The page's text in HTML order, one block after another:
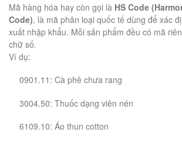
Mã hàng hóa hay còn gọi là HS Code
Code), là mã phân loại quốc tế dùng để xác
xuất nhập khẩu. Mỗi sản phẩm đều có mã
chữ số.
Ví dụ:
0901.11: Cà phê chưa rang
3004.50: Thuốc dạng viên nén
6109.10: Áo thun cotton